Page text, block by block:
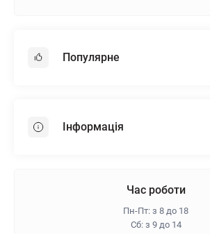
Популярне
Пінопласт
Інформація
Гарантія та повернення
Час роботи
Пн-Пт: з 8 до 18
Сб: з 9 до 14